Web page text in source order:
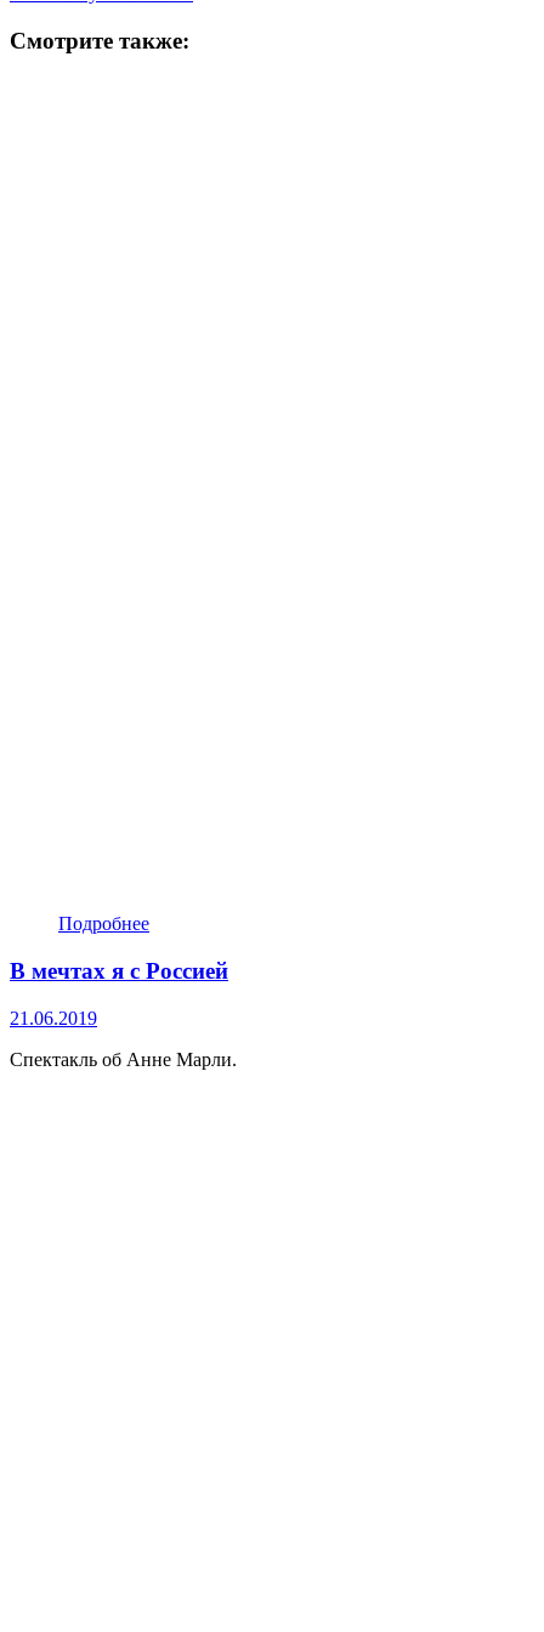
Смотрите также:
Подробнее
В мечтах я с Россией
21.06.2019
Спектакль об Анне Марли.